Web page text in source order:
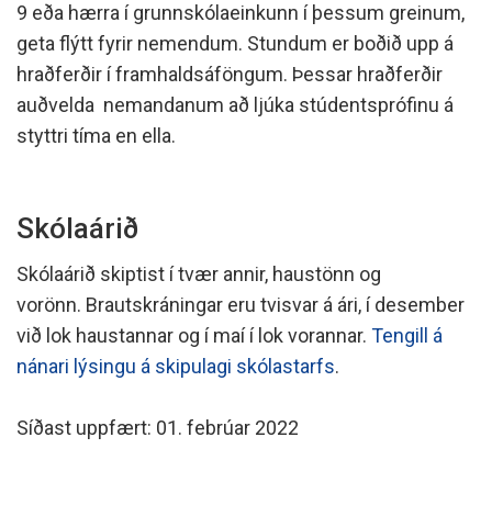
9 eða hærra í grunnskólaeinkunn í þessum greinum,
geta flýtt fyrir nemendum. Stundum er boðið upp á
hraðferðir í framhaldsáföngum. Þessar hraðferðir
auðvelda nemandanum að ljúka stúdentsprófinu á
styttri tíma en ella.
Skólaárið
Skólaárið skiptist í tvær annir, haustönn og
vorönn. Brautskráningar eru tvisvar á ári, í desember
við lok haustannar og í maí í lok vorannar. Tengill á
nánari lýsingu á skipulagi skólastarfs.
Síðast uppfært: 01. febrúar 2022